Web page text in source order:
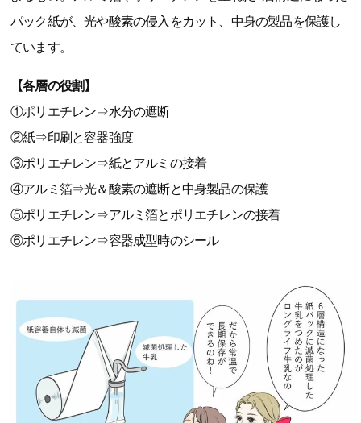
パック紙が、光や酸素の侵入をカット、中身の製品を保護し
ています。
【各層の役割】
①ポリエチレン⇒水分の遮断
②紙⇒印刷と容器強度
③ポリエチレン⇒紙とアルミの接着
④アルミ箔⇒光＆酸素の遮断と中身製品の保護
⑤ポリエチレン⇒アルミ箔とポリエチレンの接着
⑥ポリエチレン⇒容器成型時のシール